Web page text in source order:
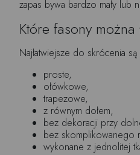
zapas bywa bardzo mały lub
Które fasony
Najłatwiejsze do skrócenia
proste,
ołówkowe,
trapezowe,
z równym dołem,
bez dekoracji przy
bez skomplikowanego
wykonane z jednolitej